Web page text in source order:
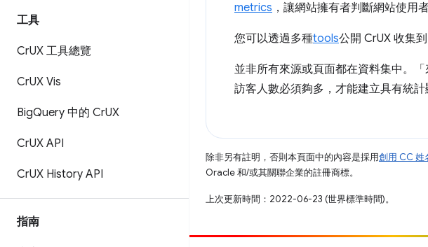
工具
CrUX 工具總覽
CrUX Vis
BigQuery 中的 CrUX
CrUX API
CrUX History API
指南
metrics ，讓網站擁有者判斷網站使用
您可以透過多種tools公開 CrUX 收集
並非所有來源或頁面都在資料集中。「
訪客人數必須夠多，才能建立具有統計
除非另有註明，否則本頁面中的內容是採用創用 CC 姓
Oracle 和/或其關聯企業的註冊商標。
上次更新時間：2022-06-23 (世界標準時間)。